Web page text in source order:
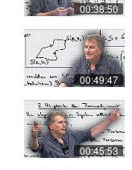
00:38:50
00:49:47
00:45:53